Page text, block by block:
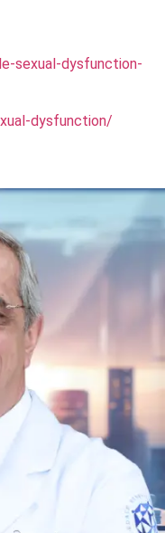
sexual-dysfunction-
dysfunction/